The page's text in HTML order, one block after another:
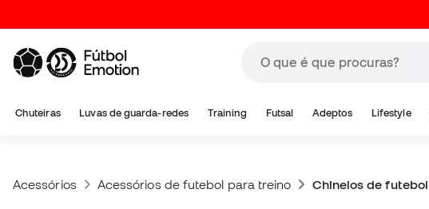
Chuteiras Luvas de guarda-redes Training Futsal Adeptos Lifestyle
Acessórios Acessórios de futebol para treino Chinelos de futebol